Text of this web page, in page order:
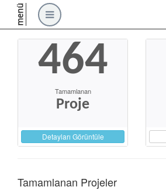
menü
464
Tamamlanan
Proje
Detayları Görüntüle
Tamamlanan Projeler